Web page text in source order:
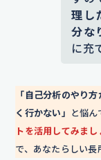
理し
分な
に充
「自己分析のやり
く行かない」
と悩
トを活用してみまし
で、あなたらしい長